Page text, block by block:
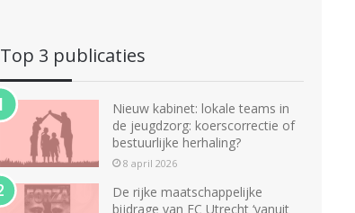
Top 3 publicaties
Nieuw kabinet: lokale teams in
de jeugdzorg: koerscorrectie of
bestuurlijke herhaling?
8 april 2026
De rijke maatschappelijke
bijdrage van FC Utrecht ‘vanuit